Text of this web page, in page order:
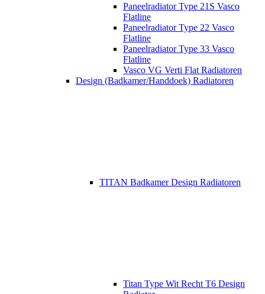
Paneelradiator Type 21S Vasco
Flatline
Paneelradiator Type 22 Vasco
Flatline
Paneelradiator Type 33 Vasco
Flatline
Vasco VG Verti Flat Radiatoren
Design (Badkamer/Handdoek) Radiatoren
TITAN Badkamer Design Radiatoren
Titan Type Wit Recht T6 Design